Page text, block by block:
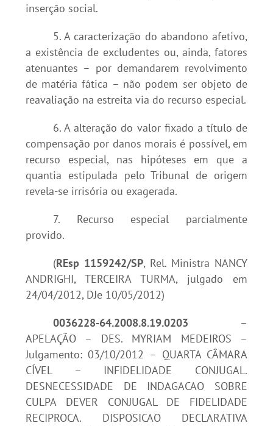
inserção social.
5. A caracterização do abandono afetivo,
a existência de excludentes ou, ainda, fatores
atenuantes – por demandarem revolvimento
de matéria fática – não podem ser objeto de
reavaliação na estreita via do recurso especial.
6. A alteração do valor fixado a título de
compensação por danos morais é possível, em
recurso especial, nas hipóteses em que a
quantia estipulada pelo Tribunal de origem
revela-se irrisória ou exagerada.
7. Recurso especial parcialmente
provido.
(REsp 1159242/SP, Rel. Ministra NANCY
ANDRIGHI, TERCEIRA TURMA, julgado em
24/04/2012, DJe 10/05/2012)
0036228-64.2008.8.19.0203 –
APELAÇÃO – DES. MYRIAM MEDEIROS –
Julgamento: 03/10/2012 – QUARTA CÂMARA
CÍVEL – INFIDELIDADE CONJUGAL.
DESNECESSIDADE DE INDAGACAO SOBRE
CULPA DEVER CONJUGAL DE FIDELIDADE
RECIPROCA. DISPOSICAO DECLARATIVA